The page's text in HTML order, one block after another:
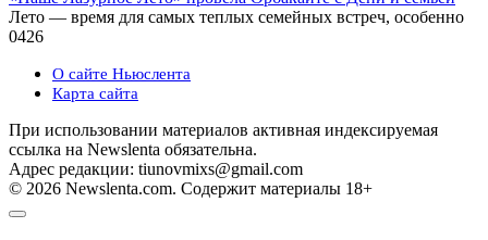
Лето — время для самых теплых семейных встреч, особенно
0426
О сайте Ньюслента
Карта сайта
При использовании материалов активная индексируемая
ссылка на Newslenta обязательна.
Адрес редакции: tiunovmixs@gmail.com
© 2026 Newslenta.com. Содержит материалы 18+